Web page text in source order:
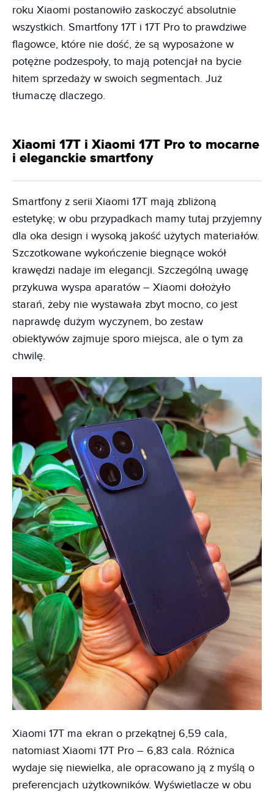
roku Xiaomi postanowiło zaskoczyć absolutnie
wszystkich. Smartfony 17T i 17T Pro to prawdziwe
flagowce, które nie dość, że są wyposażone w
potężne podzespoły, to mają potencjał na bycie
hitem sprzedaży w swoich segmentach. Już
tłumaczę dlaczego.
Xiaomi 17T i Xiaomi 17T Pro to mocarne
i eleganckie smartfony
Smartfony z serii Xiaomi 17T mają zbliżoną
estetykę; w obu przypadkach mamy tutaj przyjemny
dla oka design i wysoką jakość użytych materiałów.
Szczotkowane wykończenie biegnące wokół
krawędzi nadaje im elegancji. Szczególną uwagę
przykuwa wyspa aparatów – Xiaomi dołożyło
starań, żeby nie wystawała zbyt mocno, co jest
naprawdę dużym wyczynem, bo zestaw
obiektywów zajmuje sporo miejsca, ale o tym za
chwilę.
Xiaomi 17T ma ekran o przekątnej 6,59 cala,
natomiast Xiaomi 17T Pro – 6,83 cala. Różnica
wydaje się niewielka, ale opracowano ją z myślą o
preferencjach użytkowników. Wyświetlacze w obu